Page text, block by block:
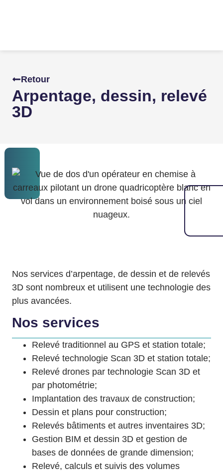
Retour
Arpentage, dessin, relevé
3D
Nos services d’arpentage, de dessin et de relevés
3D sont nombreux et utilisent une technologie des
plus avancées.
Nos services
Relevé traditionnel au GPS et station totale;
Relevé technologie Scan 3D et station totale;
Relevé drones par technologie Scan 3D et
par photométrie;
Implantation des travaux de construction;
Dessin et plans pour construction;
Relevés bâtiments et autres inventaires 3D;
Gestion BIM et dessin 3D et gestion de
bases de données de grande dimension;
Relevé, calculs et suivis des volumes